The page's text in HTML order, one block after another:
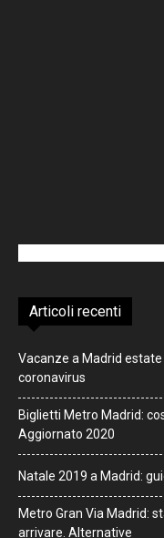
Articoli recenti
Vacanze a Madrid
coronavirus
Biglietti Metro Madrid:
Aggiornato 2020
Natale 2019 a Madrid:
Metro Gran Via Madrid:
arrivare. Alternative